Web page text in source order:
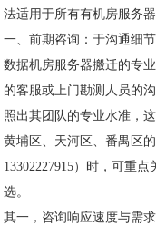
法适用于所有有机房服务
一、前期咨询：于沟通细
数据机房服务器搬迁的专
的客服或上门勘测人员的
照出其团队的专业水准，
黄埔区、天河区、番禺区
13302227915）时，可重
选。
其一，咨询响应速度与需